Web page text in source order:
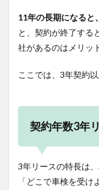
11年の長期になると
と、契約が終了する
社があるのはメリッ
ここでは、3年契約
契約年数3年
3年リースの特長は
「どこで車検を受